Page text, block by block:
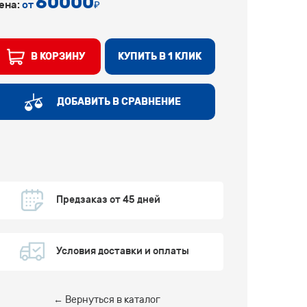
от ₽
В КОРЗИНУ КУПИТЬ В 1 КЛИК
ДОБАВИТЬ В СРАВНЕНИЕ
Предзаказ от 45 дней
Условия доставки и оплаты
← Вернуться в каталог